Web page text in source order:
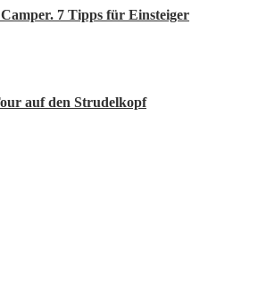
7 Tipps für Einsteiger
auf den Strudelkopf